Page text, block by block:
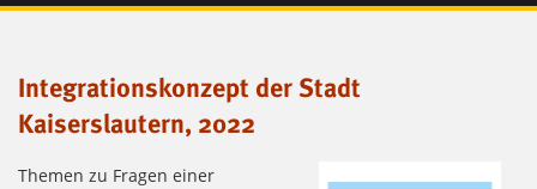
Integrationskonzept der Stadt
Kaiserslautern, 2022
Themen zu Fragen einer